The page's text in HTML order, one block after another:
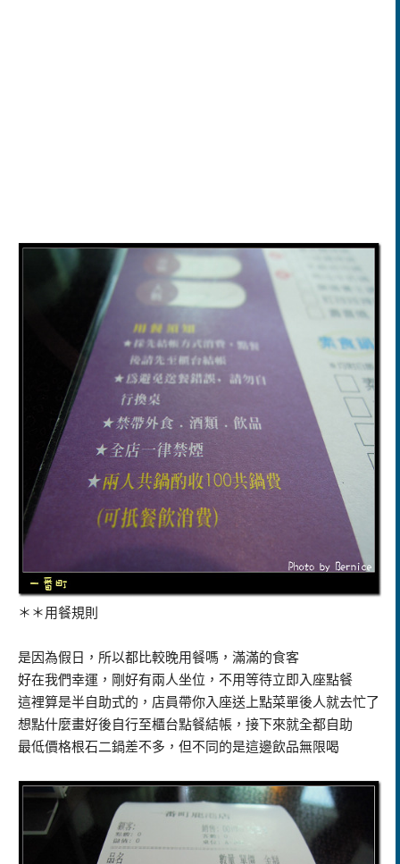
＊＊用餐規則
是因為假日，所以都比較晚用餐嗎，滿滿的食客
好在我們幸運，剛好有兩人坐位，不用等待立即入座點餐
這裡算是半自助式的，店員帶你入座送上點菜單後人就去忙了
想點什麼畫好後自行至櫃台點餐結帳，接下來就全都自助
最低價格根石二鍋差不多，但不同的是這邊飲品無限喝